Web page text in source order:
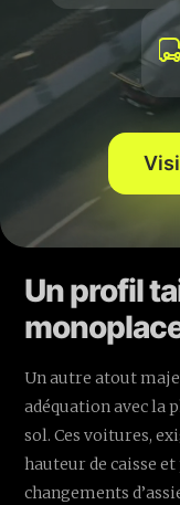
progression
prochain, sa
ingénieurs et les
positions d’arrivée
pilote qui apprend
qui capitalise sur
doit écrire
cabré.
Un profil
Un autre atout
adéquation avec la
sol. Ces voitures,
hauteur de caisse
changements